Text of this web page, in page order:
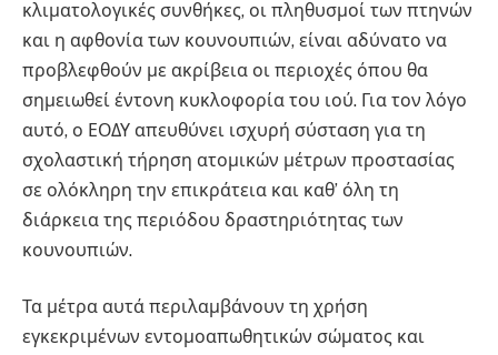
κλιματολογικές συνθήκες, οι πληθυσμοί των πτηνών
και η αφθονία των κουνουπιών, είναι αδύνατο να
προβλεφθούν με ακρίβεια οι περιοχές όπου θα
σημειωθεί έντονη κυκλοφορία του ιού. Για τον λόγο
αυτό, ο ΕΟΔΥ απευθύνει ισχυρή σύσταση για τη
σχολαστική τήρηση ατομικών μέτρων προστασίας
σε ολόκληρη την επικράτεια και καθ’ όλη τη
διάρκεια της περιόδου δραστηριότητας των
κουνουπιών.
Τα μέτρα αυτά περιλαμβάνουν τη χρήση
εγκεκριμένων εντομοαπωθητικών σώματος και